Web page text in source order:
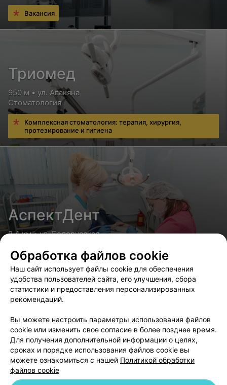
Вакансия
Триомед
950 м • ул. Авакяна
Стоматология
Комплексная стоматология: терапия, хирургия,
протезирование и гигиена
АспектДент
2.4 км • ул. Белорусская
МиладентАл
2.8 км • пр-т Дзержинского
Стоматология
Все виды услуг. Взрослый и детский приёмы.
Рентгенодиагностика
Обработка файлов cookie
Наш сайт использует файлы cookie для обеспечения
удобства пользователей сайта, его улучшения, сбора
статистики и предоставления персонализированных
рекомендаций.
Вы можете настроить параметры использования файлов
cookie или изменить свое согласие в более позднее время.
Для получения дополнительной информации о целях,
сроках и порядке использования файлов cookie вы
можете ознакомиться с нашей Политикой обработки
файлов cookie